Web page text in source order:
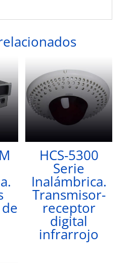
HCS-5300
Serie
Inalámbrica.
Transmisor-
receptor
digital
infrarrojo